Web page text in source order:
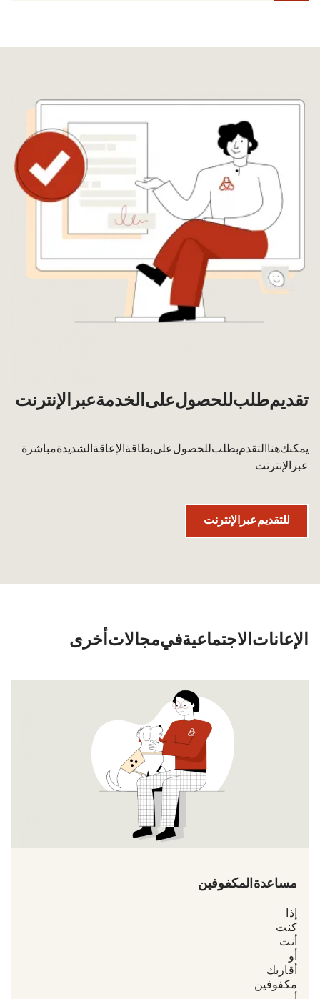
تقديم طلب للحصول على الخدمة عبر الإنترنت
يمكنك هنا التقدم بطلب للحصول على بطاقة الإعاقة الشديدة مباشرة
عبر الإنترنت.
للتقديم عبر الإنترنت
الإعانات الاجتماعية في مجالات أخرى
مساعدة المكفوفين
إذا
كنت
أنت
أو
أقاربك
مكفوفين